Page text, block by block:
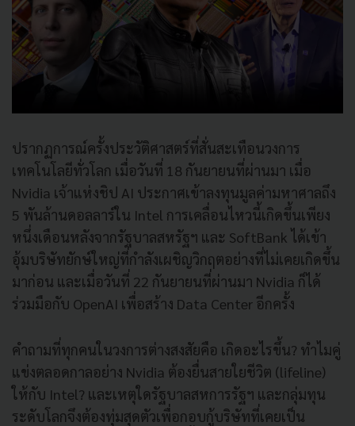
ปรากฏการณ์ครั้งประวัติศาสตร์ที่สั่นสะเทือนวงการ
เทคโนโลยีทั่วโลก เมื่อวันที่ 18 กันยายนที่ผ่านมา เมื่อ
Nvidia เจ้าแห่งชิป AI ประกาศเข้าลงทุนมูลค่ามหาศาลถึง
5 พันล้านดอลลาร์ใน Intel การเคลื่อนไหวนี้เกิดขึ้นเพียง
หนึ่งเดือนหลังจากรัฐบาลสหรัฐฯ และ SoftBank ได้เข้า
อุ้มบริษัทยักษ์ใหญ่ที่กำลังเผชิญวิกฤตอย่างที่ไม่เคยเกิดขึ้น
มาก่อน และเมื่อวันที่ 22 กันยายนที่ผ่านมา Nvidia ก็ได้
ร่วมมือกับ OpenAI เพื่อสร้าง Data Center อีกครั้ง
คำถามที่ทุกคนในวงการต่างสงสัยคือ เกิดอะไรขึ้น? ทำไมคู่
แข่งตลอดกาลอย่าง Nvidia ต้องยื่นสายใยชีวิต (lifeline)
ให้กับ Intel? และเหตุใดรัฐบาลสหการรัฐฯ และกลุ่มทุน
ระดับโลกจึงต้องทุ่มสุดตัวเพื่อกอบกู้บริษัทที่เคยเป็น